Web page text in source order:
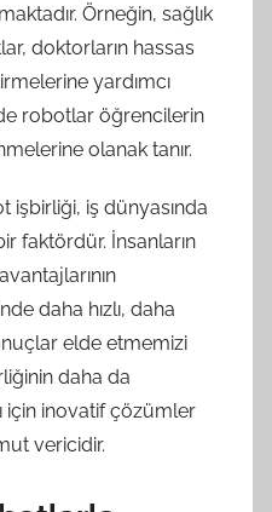
Örneğin, sağlık
doktorların hassas
yardımcı
robotlar öğrencilerin
olanak tanır.
işbirliği, iş dünyasında
faktördür. İnsanların
daha hızlı, daha
elde etmemizi
daha da
için inovatif çözümler
vericidir.